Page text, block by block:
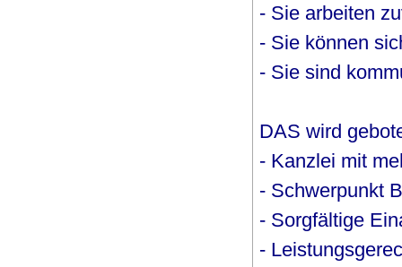
- Sie arbeiten
- Sie können
- Sie sind
DAS wird
- Kanzlei mit
- Schwerpunkt
- Sorgfältige
-